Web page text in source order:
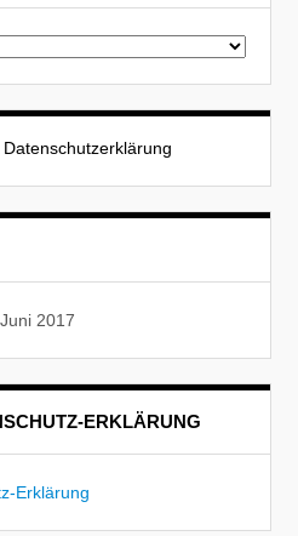
2017
ERKLÄRUNG
Erklärung